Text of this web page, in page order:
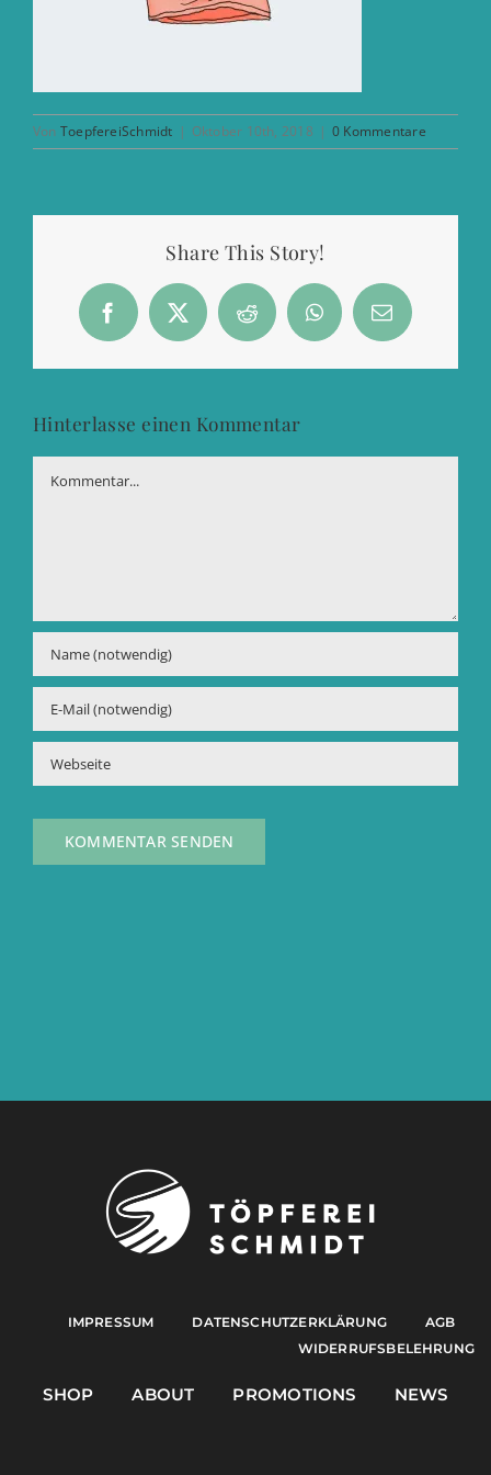
Von ToepfereiSchmidt | Oktober 10th, 2018 | 0 Kommentare
Share This Story!
Facebook
X Reddit WhatsApp
E-
Mail
Hinterlasse einen Kommentar
IMPRESSUM DATENSCHUTZERKLÄRUNG
AGB
WIDERRUFSBELEHRUNG
SHOP ABOUT PROMOTIONS NEWS